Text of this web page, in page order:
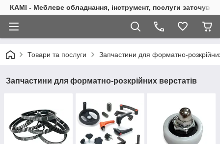
КАМІ - Меблеве обладнання, інструмент, послуги
Товари та послуги Запчастини для форматно-
Запчастини для форматно-розкрійних верстатів